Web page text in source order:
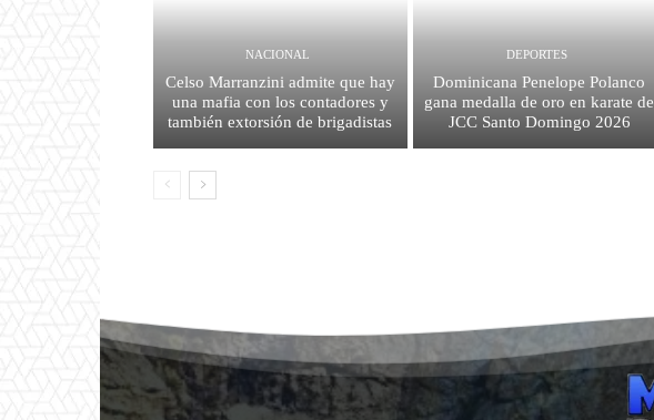
NACIONAL
Celso Marranzini admite que hay
una mafia con los contadores y
también extorsión de brigadistas
DEPORTES
Dominicana Penelope Polanco
gana medalla de oro en karate de
JCC Santo Domingo 2026